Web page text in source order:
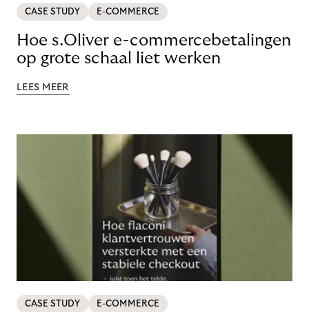
CASE STUDY E-COMMERCE
Hoe s.Oliver e-commercebetalingen
op grote schaal liet werken
LEES MEER
CASE STUDY E-COMMERCE